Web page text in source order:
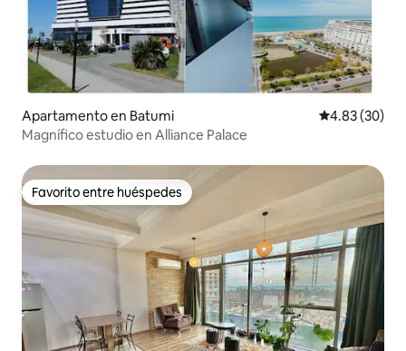
Apartamento en Batumi Calificación
4.83 (30)
Magnífico estudio en Alliance Palace
Favorito entre huéspedes
Favorito entre huéspedes